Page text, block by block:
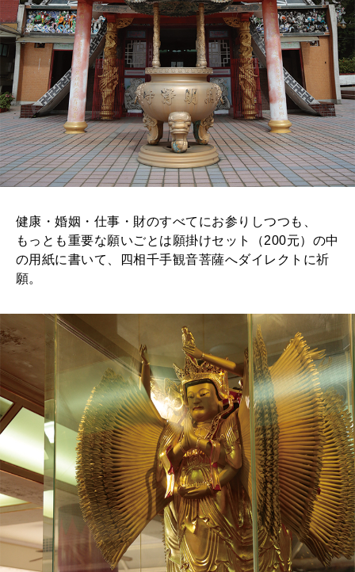
健康・婚姻・仕事・財のすべてにお参りしつつも、
もっとも重要な願いごとは願掛けセット（200元）の中
の用紙に書いて、四相千手観音菩薩へダイレクトに祈
願。